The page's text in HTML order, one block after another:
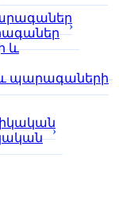
և պարագաների